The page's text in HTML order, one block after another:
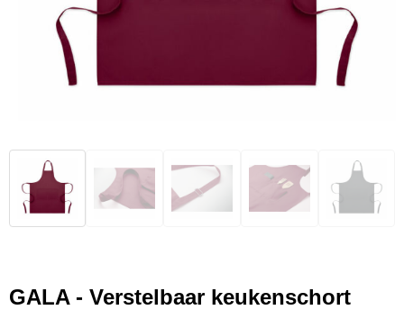
GALA - Verstelbaar keukenschort